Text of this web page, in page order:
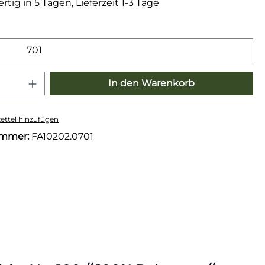
in 5 Tagen, Lieferzeit 1-3 Tage
701
Anzahl: Gib den gewünschten
In den Warenkorb
hinzufügen
FA10202.0701